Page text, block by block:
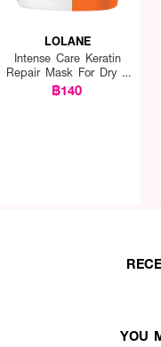
LOLANE
Intense Care Keratin
Repair Mask For Dry &
Damaged
฿140
YOU